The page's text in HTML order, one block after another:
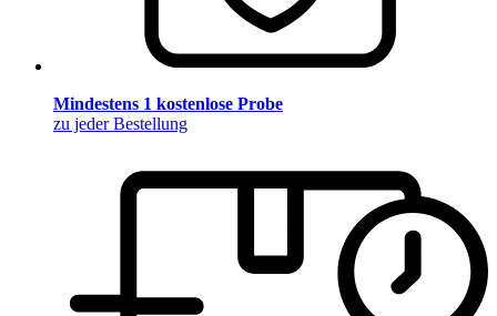
Mindestens 1 kostenlose Probe
zu jeder Bestellung